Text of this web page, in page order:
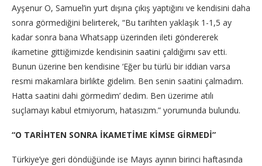
Ayşenur O, Samuel’in yurt dışına çıkış yaptığını ve kendisini daha
sonra görmediğini belirterek, “Bu tarihten yaklaşık 1-1,5 ay
kadar sonra bana Whatsapp üzerinden ileti göndererek
ikametine gittiğimizde kendisinin saatini çaldığımı sav etti.
Bunun üzerine ben kendisine ‘Eğer bu türlü bir iddian varsa
resmi makamlara birlikte gidelim. Ben senin saatini çalmadım.
Hatta saatini dahi görmedim’ dedim. Ben üzerime atılı
suçlamayı kabul etmiyorum, hatasızım.” yorumunda bulundu.
“O TARİHTEN SONRA İKAMETİME KİMSE GİRMEDİ”
Türkiye’ye geri döndüğünde ise Mayıs ayının birinci haftasında